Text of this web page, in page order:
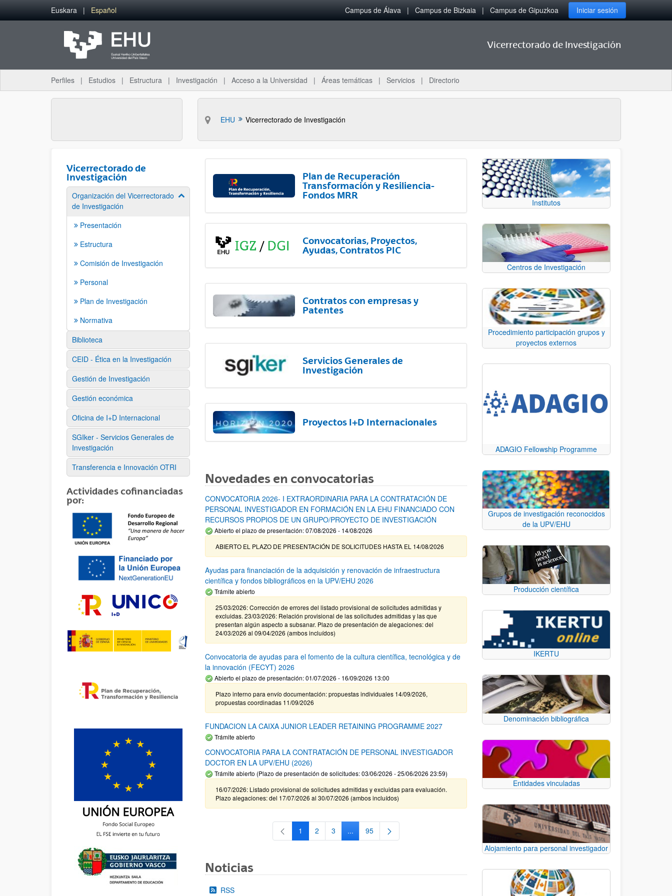
Saltar al contenido principal
Euskara Español Campus de Álava Campus de Bizkaia Campus de Gipuzkoa Iniciar sesión
Vicerrectorado de Investigación
Perfiles Estudios Estructura Investigación Acceso a la Universidad Áreas temáticas Servicios Directorio
EHU Vicerrectorado de Investigación
Vicerrectorado de
Investigación
Organización del Vicerrectorado
de Investigación
Mostrar/ocultar subpáginas
Presentación
Estructura
Comisión de Investigación
Personal
Plan de Investigación
Normativa
Biblioteca
CEID - Ética en la Investigación
Gestión de Investigación
Gestión económica
Oficina de I+D Internacional
SGIker - Servicios Generales de
Investigación
Transferencia e Innovación OTRI
Actividades cofinanciadas
por:
Plan de Recuperación
Transformación y Resiliencia-
Fondos MRR
Convocatorias, Proyectos,
Ayudas, Contratos PIC
Contratos con empresas y
Patentes
Servicios Generales de
Investigación
Proyectos I+D Internacionales
Novedades en convocatorias
CONVOCATORIA 2026- I EXTRAORDINARIA PARA LA CONTRATACIÓN DE
PERSONAL INVESTIGADOR EN FORMACIÓN EN LA EHU FINANCIADO CON
RECURSOS PROPIOS DE UN GRUPO/PROYECTO DE INVESTIGACIÓN
Abierto el plazo de presentación: 07/08/2026 - 14/08/2026
ABIERTO EL PLAZO DE PRESENTACIÓN DE SOLICITUDES HASTA EL 14/08/2026
Ayudas para financiación de la adquisición y renovación de infraestructura
científica y fondos bibliográficos en la UPV/EHU 2026
Trámite abierto
25/03/2026: Corrección de errores del listado provisional de solicitudes admitidas y
excluidas. 23/03/2026: Relación provisional de las solicitudes admitidas y las que
presentan algún aspecto a subsanar. Plazo de presentación de alegaciones: del
24/03/2026 al 09/04/2026 (ambos incluídos)
Convocatoria de ayudas para el fomento de la cultura científica, tecnológica y de
la innovación (FECYT) 2026
Abierto el plazo de presentación: 01/07/2026 - 16/09/2026 13:00
Plazo interno para envío documentación: propuestas individuales 14/09/2026,
propuestas coordinadas 11/09/2026
FUNDACION LA CAIXA JUNIOR LEADER RETAINING PROGRAMME 2027
Trámite abierto
CONVOCATORIA PARA LA CONTRATACIÓN DE PERSONAL INVESTIGADOR
DOCTOR EN LA UPV/EHU (2026)
Trámite abierto (Plazo de presentación de solicitudes: 03/06/2026 - 25/06/2026 23:59)
16/07/2026: Listado provisional de solicitudes admitidas y excluidas para evaluación.
Plazo alegaciones: del 17/07/2026 al 30/07/2026 (ambos incluídos)
Página
1 Página
2 Página
3 ...Páginas intermedias Use TAB para desplazarse.
Página
95
Noticias
RSS
Institutos
Centros de Investigación
Procedimiento participación grupos y
proyectos externos
ADAGIO Fellowship Programme
Grupos de investigación reconocidos
de la UPV/EHU
Producción científica
IKERTU
Denominación bibliográfica
Entidades vinculadas
Alojamiento para personal investigador